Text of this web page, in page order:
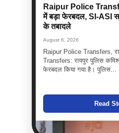
Raipur Police
में बड़ा फेरबदल, SI-ASI
के तबादले
August 6, 2026
Raipur Police Transfers,
Transfers: रायपुर पुलिस
फेरबदल किया गया है। पुलिस...
Read